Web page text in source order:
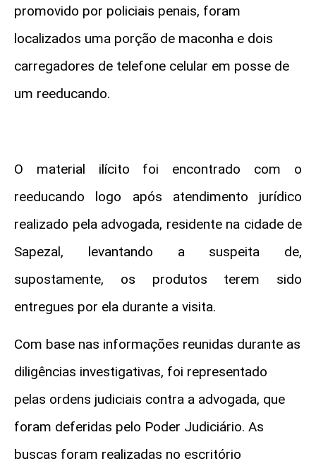
promovido por policiais penais, foram
localizados uma porção de maconha e dois
carregadores de telefone celular em posse de
um reeducando.
O material ilícito foi encontrado com o
reeducando logo após atendimento jurídico
realizado pela advogada, residente na cidade de
Sapezal, levantando a suspeita de,
supostamente, os produtos terem sido
entregues por ela durante a visita.
Com base nas informações reunidas durante as
diligências investigativas, foi representado
pelas ordens judiciais contra a advogada, que
foram deferidas pelo Poder Judiciário. As
buscas foram realizadas no escritório